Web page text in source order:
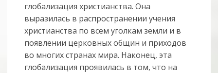
глобализация христианства. Она
выразилась в распространении учения
христианства по всем уголкам земли и в
появлении церковных общин и приходов
во многих странах мира. Наконец, эта
глобализация проявилась в том, что на